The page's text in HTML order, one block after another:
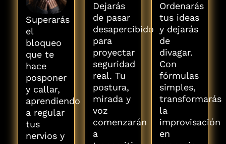
Superarás
el
bloqueo
que te
hace
posponer
y callar,
aprendiendo
a regular
tus
nervios y
Dejarás
de pasar
desapercibido
para
proyectar
seguridad
real. Tu
postura,
mirada y
voz
comenzarán
a
Ordenarás
tus ideas
y dejarás
de
divagar.
Con
fórmulas
simples,
transformarás
la
improvisación
en